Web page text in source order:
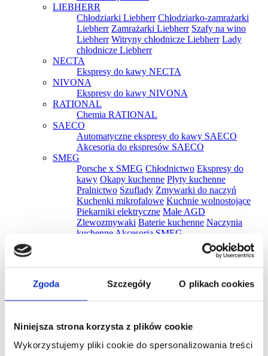
Zgoda Szczegóły O plikach cookies
Niniejsza strona korzysta z plików cookie
Wykorzystujemy pliki cookie do spersonalizowania treści
LIEBHERR
Chłodziarki Liebherr Chłodziarko-zamrażarki
Liebherr Zamrażarki Liebherr Szafy na wino
Liebherr Witryny chłodnicze Liebherr Lady
chłodnicze Liebherr
NECTA
Ekspresy do kawy NECTA
NIVONA
Ekspresy do kawy NIVONA
RATIONAL
Chemia RATIONAL
SAECO
Automatyczne ekspresy do kawy SAECO
Akcesoria do ekspresów SAECO
SMEG
Porsche x SMEG Chłodnictwo Ekspresy do
kawy Okapy kuchenne Płyty kuchenne
Pralnictwo Szuflady Zmywarki do naczyń
Kuchenki mikrofalowe Kuchnie wolnostojące
Piekarniki elektryczne Małe AGD
Zlewozmywaki Baterie kuchenne Naczynia
kuchenne Akcesoria SMEG
Zmywarki
Akcesoria
Chłodziarki Ekspresy
Kuchenki mikrofalowe
Okapy
Chemia WINTERHALTER
WMF
Czajniki WMF Tostery WMF Parowary WMF